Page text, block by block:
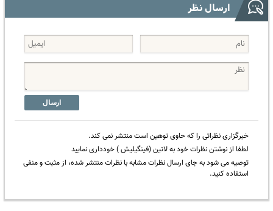
ارسال نظر
ارسال
خبرگزاری نظراتی را که حاوی توهین است منتشر نمی کند.
لطفا از نوشتن نظرات خود به لاتین (فینگیلیش ) خودداری نمایید
توصیه می شود به جای ارسال نظرات مشابه با نظرات منتشر شده، از مثبت و منفی
استفاده کنید.